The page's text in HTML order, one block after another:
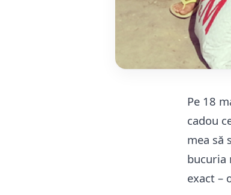
Pe 18
cadou
mea să
bucuria
exact –